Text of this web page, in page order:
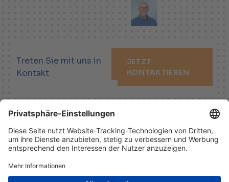
Treten Sie mit uns in
Kontakt
JETZT
KONTAKTIEREN